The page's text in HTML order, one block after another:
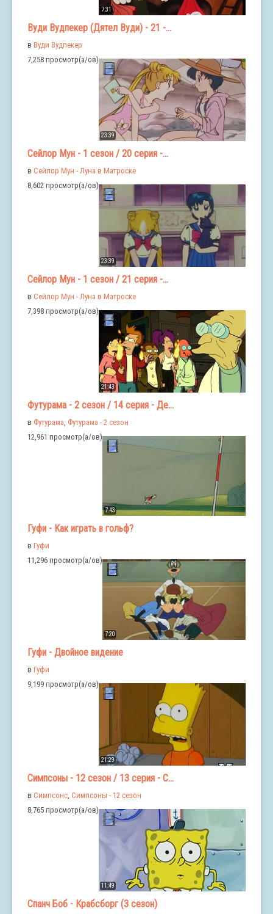
7:31
Вуди Вудпекер (Дятел Вуди) - 21 -...
в Вуди Вудпекер
7,258 просмотр(а/ов)
23:39
Сейлор Мун - 1 сезон / 20 серия -...
в Сейлор Мун - Луна в Матроске
8,602 просмотр(а/ов)
23:39
Сейлор Мун - 1 сезон / 21 серия -...
в Сейлор Мун - Луна в Матроске
7,398 просмотр(а/ов)
21:43
Футурама - 2 сезон / 14 серия - Де...
в Футурама Футурама - 2 сезон
12,961 просмотр(а/ов)
7:43
Гуфи - Как играть в гольф?
в Гуфи
11,296 просмотр(а/ов)
7:20
Гуфи - Двойное видение
в Гуфи
9,199 просмотр(а/ов)
21:29
Симпсоны - 12 сезон / 13 серия - С...
в Симпсонс, Симпсоны - 12 сезон
8,765 просмотр(а/ов)
11:49
Спанч Боб - Крабсборг (3 сезон)